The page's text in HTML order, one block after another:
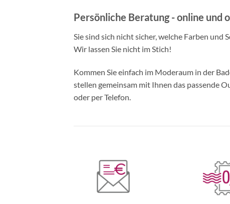
Persönliche Beratung - online und
Sie sind sich nicht sicher, welche Farben
Wir lassen Sie nicht im Stich!
Kommen Sie einfach im Moderaum in der
stellen gemeinsam mit Ihnen das passende
oder per Telefon.